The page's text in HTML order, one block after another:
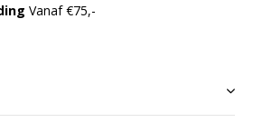
Vanaf €75,-